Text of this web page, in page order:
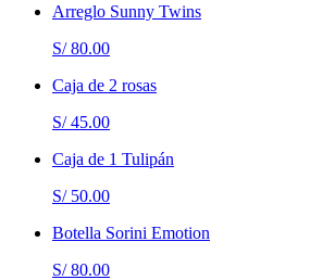
Arreglo Sunny Twins
S/ 80.00
Caja de 2 rosas
S/ 45.00
Caja de 1 Tulipán
S/ 50.00
Botella Sorini Emotion
S/ 80.00